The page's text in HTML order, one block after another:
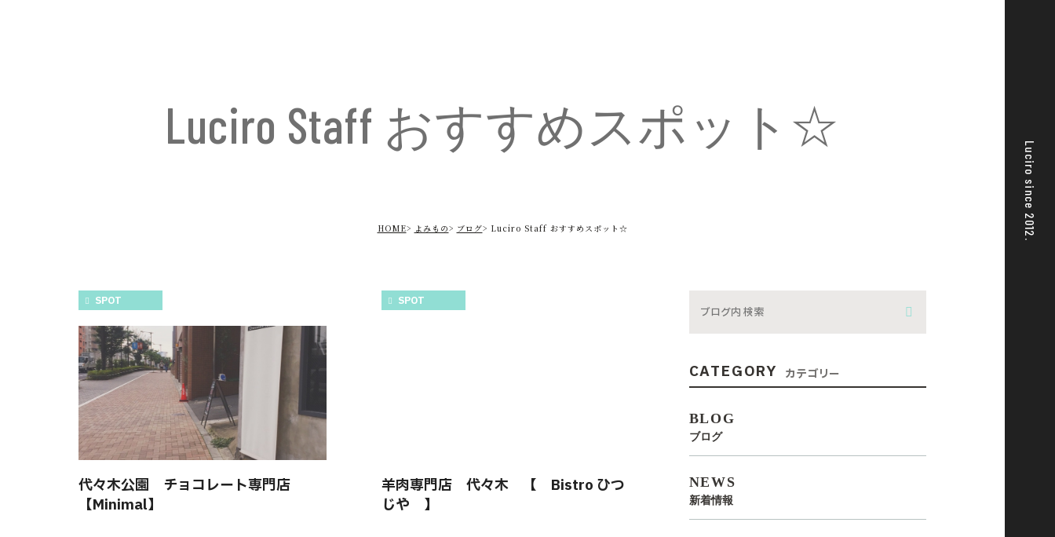
Luciro since 2012.
Luciro Staff おすすめスポット☆
HOME よみもの ブログ Luciro Staff おすすめスポット☆
SPOT
代々木公園 チョコレート専門店
【Minimal】
SPOT
羊肉専門店 代々木 【 Bistro ひつ
じや 】
CATEGORY カテゴリー
BLOG
ブログ
NEWS
新着情報